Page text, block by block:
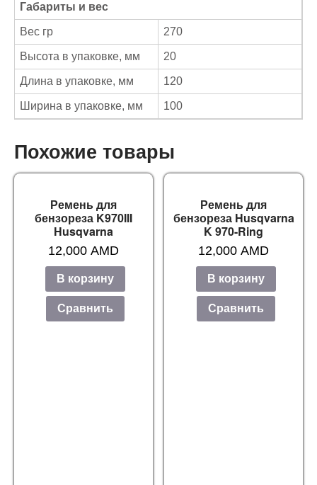
Габариты и вес
Вес гр 270
Высота в упаковке, мм 20
Длина в упаковке, мм 120
Ширина в упаковке, мм 100
Похожие товары
Ремень для
бензореза K970III
Husqvarna
12,000 AMD
В корзину
Сравнить
Ремень для
бензореза Husqvarna
K 970-Ring
12,000AMD
В корзину
Сравнить